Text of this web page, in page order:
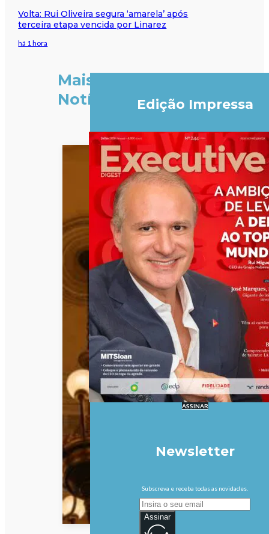
Volta: Rui Oliveira segura ‘amarela’ após
terceira etapa vencida por Linarez
há 1 hora
Mais
Notícias
Edição Impressa
ASSINAR
Newsletter
Subscreva e receba todas as novidades.
Assinar